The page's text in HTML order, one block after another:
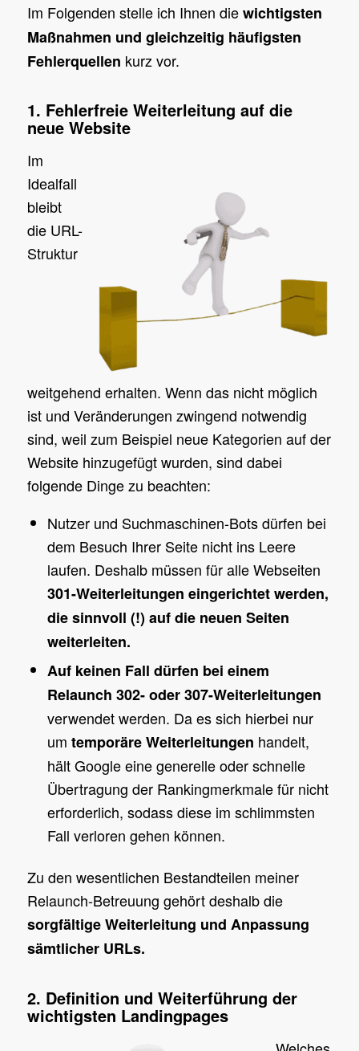
Im Folgenden stelle ich Ihnen diewichtigsten
Maßnahmen und gleichzeitig häufigsten
Fehlerquellen kurz vor.
1. Fehlerfreie Weiterleitung auf die
neue Website
Im
Idealfall
bleibt
die URL-
Struktur
weitgehend erhalten. Wenn das nicht möglich
ist und Veränderungen zwingend notwendig
sind, weil zum Beispiel neue Kategorien auf der
Website hinzugefügt wurden, sind dabei
folgende Dinge zu beachten:
Nutzer und Suchmaschinen-Bots dürfen bei
dem Besuch Ihrer Seite nicht ins Leere
laufen. Deshalb müssen für alle Webseiten
301-Weiterleitungen eingerichtet werden,
die sinnvoll (!) auf die neuen Seiten
weiterleiten.
Auf keinen Fall dürfen bei einem
Relaunch 302- oder 307-Weiterleitungen
verwendet werden. Da es sich hierbei nur
um temporäre Weiterleitungen handelt,
hält Google eine generelle oder schnelle
Übertragung der Rankingmerkmale für nicht
erforderlich, sodass diese im schlimmsten
Fall verloren gehen können.
Zu den wesentlichen Bestandteilen meiner
Relaunch-Betreuung gehört deshalb die
sorgfältige Weiterleitung und Anpassung
sämtlicher URLs.
2. Definition und Weiterführung der
wichtigsten Landingpages